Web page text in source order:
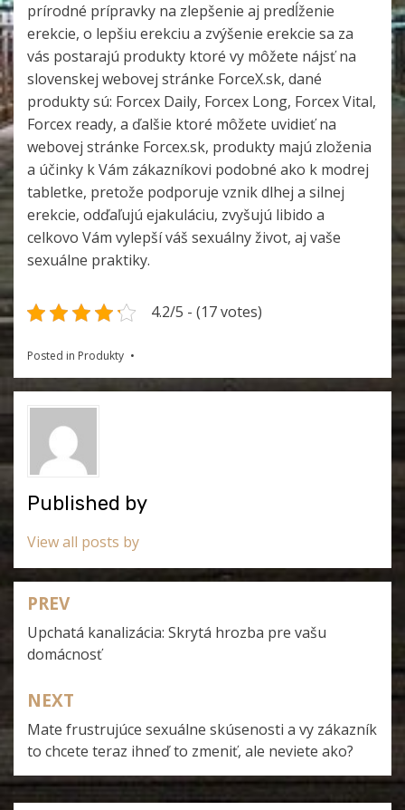
prírodné prípravky na zlepšenie aj predĺženie
erekcie, o lepšiu erekciu a zvýšenie erekcie sa za
vás postarajú produkty ktoré vy môžete nájsť na
slovenskej webovej stránke ForceX.sk, dané
produkty sú: Forcex Daily, Forcex Long, Forcex Vital,
Forcex ready, a ďalšie ktoré môžete uvidieť na
webovej stránke Forcex.sk, produkty majú zloženia
a účinky k Vám zákazníkovi podobné ako k modrej
tabletke, pretože podporuje vznik dlhej a silnej
erekcie, odďaľujú ejakuláciu, zvyšujú libido a
celkovo Vám vylepší váš sexuálny život, aj vaše
sexuálne praktiky.
4.2/5 - (17 votes)
Posted in Produkty
Published by
View all posts by
Navigace
pro
PREV
Upchatá kanalizácia: Skrytá hrozba pre vašu
domácnosť
NEXT
Mate frustrujúce sexuálne skúsenosti a vy zákazník
to chcete teraz ihneď to zmeniť, ale neviete ako?